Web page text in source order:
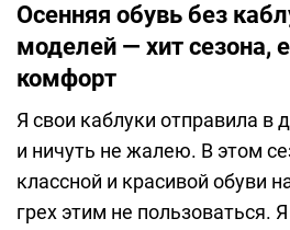
Осенняя обувь без
моделей — хит сезона,
комфорт
Я свои каблуки отправила в
и ничуть не жалею. В этом
классной и красивой обуви
грех этим не пользоваться.